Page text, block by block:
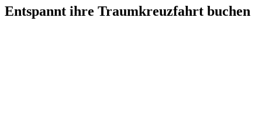
Entspannt ihre Traumkreuzfahrt buchen